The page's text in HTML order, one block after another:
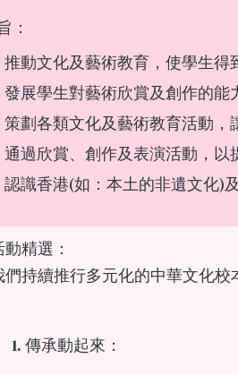
：
推動文化及藝術教育，使學生得
發展學生對藝術欣賞及創作的能
策劃各類文化及藝術教育活動，
通過欣賞、創作及表演活動，以
認識香港(如：本土的非遺文化)
精選：
們持續推行多元化的中華文化校
傳承動起來：